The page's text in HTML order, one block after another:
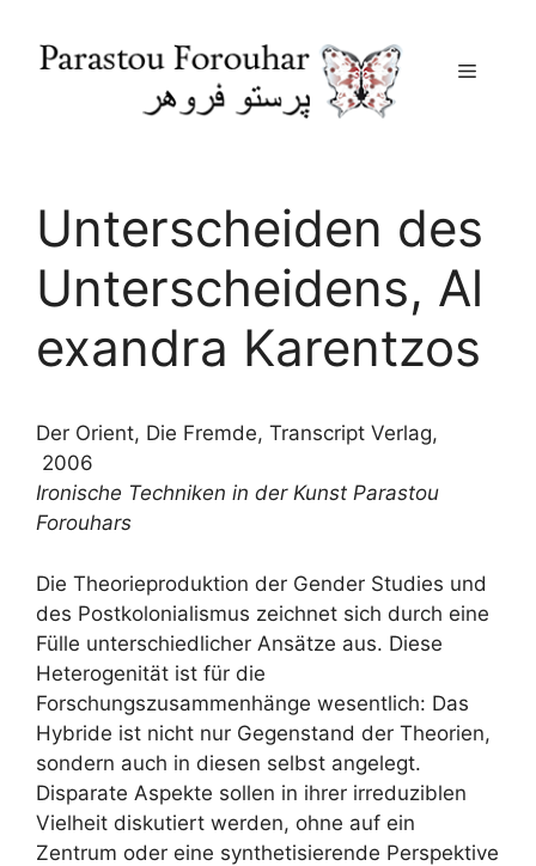
Menu
Unterscheiden des
Unterscheidens, Al
exandra Karentzos
Der Orient, Die Fremde, Transcript Verlag,
2006
Ironische Techniken in der Kunst Parastou
Forouhars
Die Theorieproduktion der Gender Studies und
des Postkolonialismus zeichnet sich durch eine
Fülle unterschiedlicher Ansätze aus. Diese
Heterogenität ist für die
Forschungszusammenhänge wesentlich: Das
Hybride ist nicht nur Gegenstand der Theorien,
sondern auch in diesen selbst angelegt.
Disparate Aspekte sollen in ihrer irreduziblen
Vielheit diskutiert werden, ohne auf ein
Zentrum oder eine synthetisierende Perspektive